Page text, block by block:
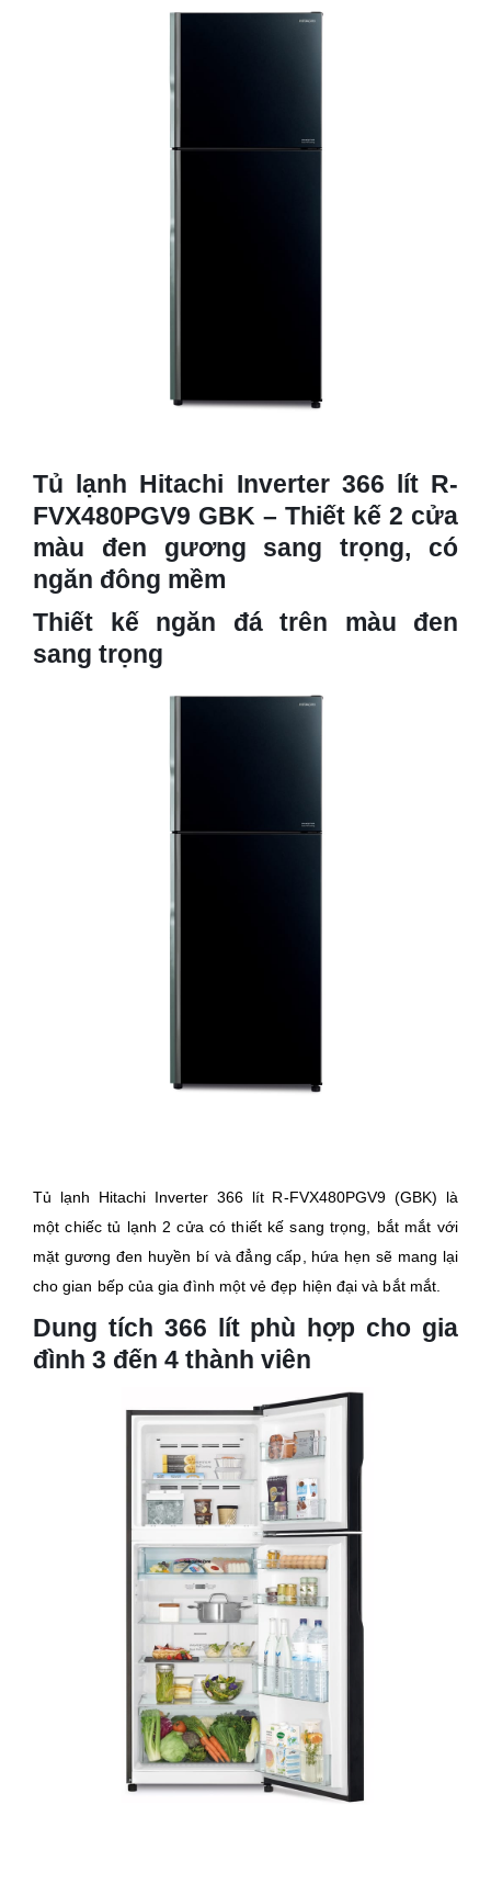
Tủ lạnh Hitachi Inverter 366 lít R-
FVX480PGV9 GBK – Thiết kế 2 cửa
màu đen gương sang trọng, có
ngăn đông mềm
Thiết kế ngăn đá trên màu đen
sang trọng
Tủ lạnh Hitachi Inverter 366 lít R-FVX480PGV9 (GBK) là
một chiếc tủ lạnh 2 cửa có thiết kế sang trọng, bắt mắt với
mặt gương đen huyền bí và đẳng cấp, hứa hẹn sẽ mang lại
cho gian bếp của gia đình một vẻ đẹp hiện đại và bắt mắt.
Dung tích 366 lít phù hợp cho gia
đình 3 đến 4 thành viên